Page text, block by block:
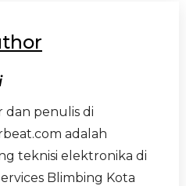
dan penulis di
adalah
teknisi elektronika di
Blimbing Kota